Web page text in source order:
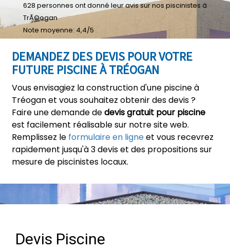
DEMANDEZ DES DEVIS POUR VOTRE
FUTURE PISCINE À TRÉOGAN
Vous envisagiez la construction d'une piscine à
Tréogan et vous souhaitez obtenir des devis ?
Faire une demande dedevis gratuit pour piscine
est facilement réalisable sur notre site web.
Remplissez le formulaire en ligneet vous recevrez
rapidement jusqu'à 3 devis et des propositions sur
mesure de piscinistes locaux.
628 personnes ont donné leuravis sur nos piscinistes à
TrÃ©ogan
Note moyenne: 4,4/5
Devis Piscine